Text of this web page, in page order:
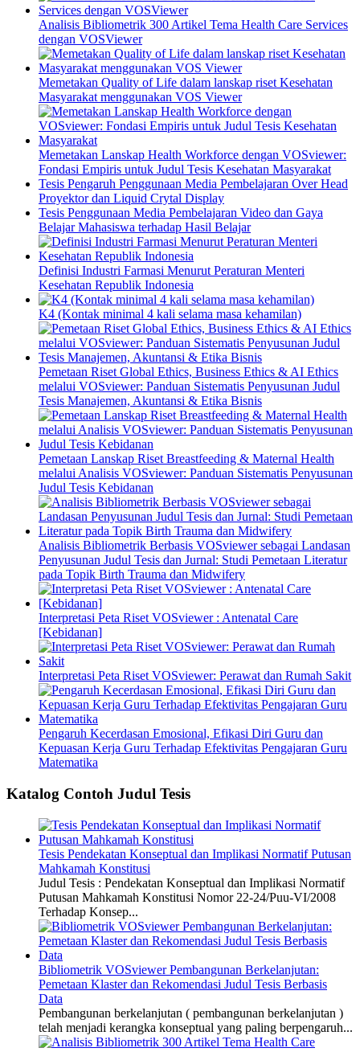
Analisis Bibliometrik 300 Artikel Tema Health Care Services
dengan VOSViewer
Memetakan Quality of Life dalam lanskap riset Kesehatan
Masyarakat menggunakan VOS Viewer
Memetakan Lanskap Health Workforce dengan VOSviewer:
Fondasi Empiris untuk Judul Tesis Kesehatan Masyarakat
Tesis Pengaruh Penggunaan Media Pembelajaran Over Head
Proyektor dan Liquid Crytal Display
Tesis Penggunaan Media Pembelajaran Video dan Gaya
Belajar Mahasiswa terhadap Hasil Belajar
Definisi Industri Farmasi Menurut Peraturan Menteri
Kesehatan Republik Indonesia
K4 (Kontak minimal 4 kali selama masa kehamilan)
Pemetaan Riset Global Ethics, Business Ethics & AI Ethics
melalui VOSviewer: Panduan Sistematis Penyusunan Judul
Tesis Manajemen, Akuntansi & Etika Bisnis
Pemetaan Lanskap Riset Breastfeeding & Maternal Health
melalui Analisis VOSviewer: Panduan Sistematis Penyusunan
Judul Tesis Kebidanan
Analisis Bibliometrik Berbasis VOSviewer sebagai Landasan
Penyusunan Judul Tesis dan Jurnal: Studi Pemetaan Literatur
pada Topik Birth Trauma dan Midwifery
Interpretasi Peta Riset VOSviewer : Antenatal Care
[Kebidanan]
Interpretasi Peta Riset VOSviewer: Perawat dan Rumah Sakit
Pengaruh Kecerdasan Emosional, Efikasi Diri Guru dan
Kepuasan Kerja Guru Terhadap Efektivitas Pengajaran Guru
Matematika
Katalog Contoh Judul Tesis
Tesis Pendekatan Konseptual dan Implikasi Normatif Putusan
Mahkamah Konstitusi
Judul Tesis : Pendekatan Konseptual dan Implikasi Normatif
Putusan Mahkamah Konstitusi Nomor 22-24/Puu-VI/2008
Terhadap Konsep...
Bibliometrik VOSviewer Pembangunan Berkelanjutan:
Pemetaan Klaster dan Rekomendasi Judul Tesis Berbasis
Data
Pembangunan berkelanjutan ( pembangunan berkelanjutan )
telah menjadi kerangka konseptual yang paling berpengaruh...